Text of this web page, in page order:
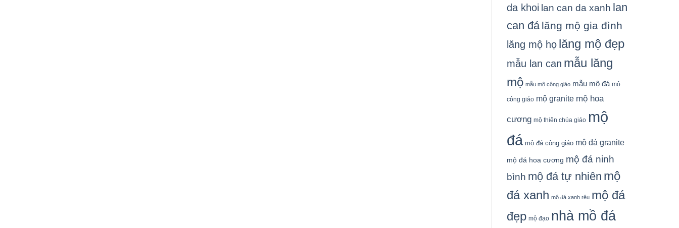
da khoi lan can da xanh lan
can đá lăng mộ gia đình
lăng mộ họ lăng mộ đẹp
mẫu lan can mẫu lăng
mộ mẫu mộ công giáo mẫu mộ đá mộ
công giáo mộ granite mộ hoa
cương mộ thiên chúa giáo mộ
đá mộ đá công giáo mộ đá granite
mộ đá hoa cương mộ đá ninh
bình mộ đá tự nhiên mộ
đá xanh mộ đá xanh rêu mộ đá
đẹp mộ đạo nhà mồ đá